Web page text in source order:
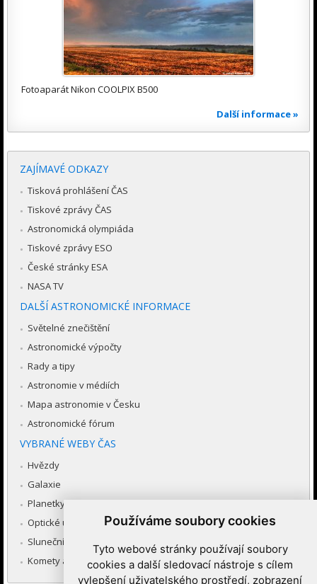
Používáme soubory cookies
Tyto webové stránky používají soubory
cookies a další sledovací nástroje s cílem
vylepšení uživatelského prostředí, zobrazení
Fotoaparát Nikon COOLPIX B500
Další informace »
ZAJÍMAVÉ ODKAZY
Tisková prohlášení ČAS
Tiskové zprávy ČAS
Astronomická olympiáda
Tiskové zprávy ESO
České stránky ESA
NASA TV
DALŠÍ ASTRONOMICKÉ INFORMACE
Světelné znečištění
Astronomické výpočty
Rady a tipy
Astronomie v médiích
Mapa astronomie v Česku
Astronomické fórum
VYBRANÉ WEBY ČAS
Hvězdy
Galaxie
Planetky
Optické úkazy v atmosféře
Sluneční soustava
Komety a meteory